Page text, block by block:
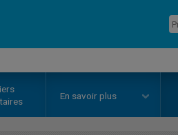
En savoir plus